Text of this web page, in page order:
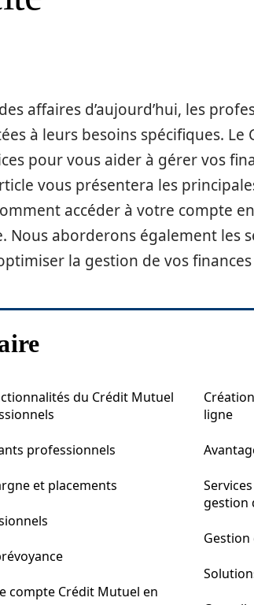
affaires d’aujourd’hui, les
à leurs besoins spécifiques.
pour vous aider à gérer vos
vous présentera les
accéder à votre compte
Nous aborderons également les
la gestion de vos
du Crédit Mutuel
professionnels
et placements
compte Crédit Mutuel en
ligne
gestion